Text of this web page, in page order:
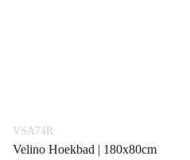
VSA74R
Velino Hoekbad | 180x80cm